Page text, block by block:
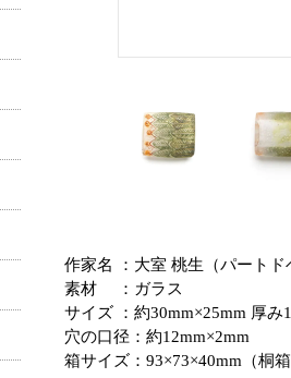
作家名 ：大室 桃生（パートド
素材 ：ガラス
サイズ ：約30mm×25mm 厚み
穴の口径：約12mm×2mm
箱サイズ：93×73×40mm（桐